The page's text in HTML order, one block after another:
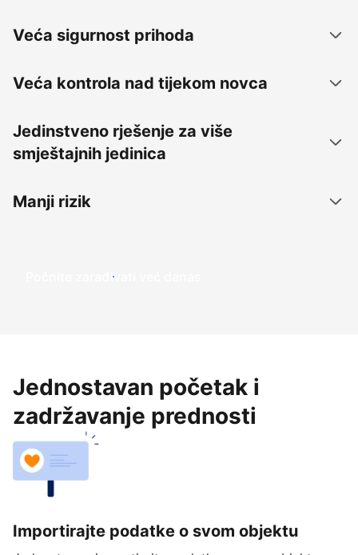
Veća sigurnost prihoda
Veća kontrola nad tijekom novca
Jedinstveno rješenje za više
smještajnih jedinica
Manji rizik
Počnite zarađivati već ​​danas
Jednostavan početak i
zadržavanje prednosti
Importirajte podatke o svom objektu